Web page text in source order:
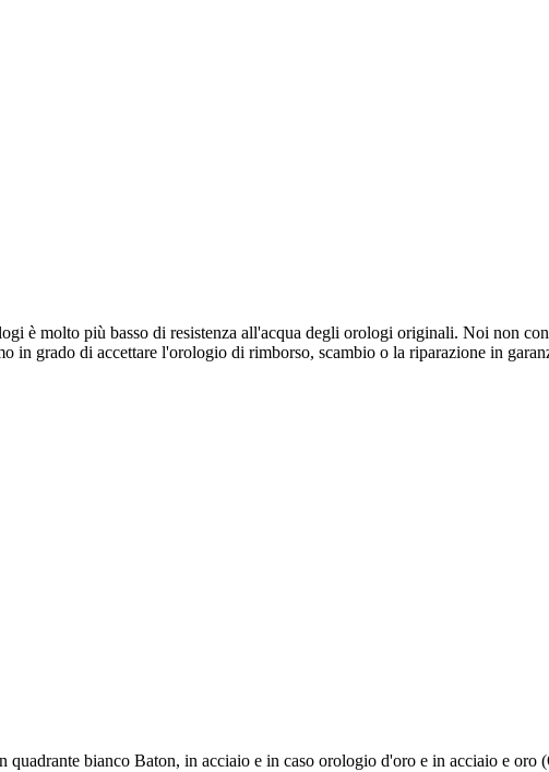
è molto più basso di resistenza all'acqua degli orologi originali. Noi non
in grado di accettare l'orologio di rimborso, scambio o la riparazione in
bianco Baton, in acciaio e in caso orologio d'oro e in acciaio e oro